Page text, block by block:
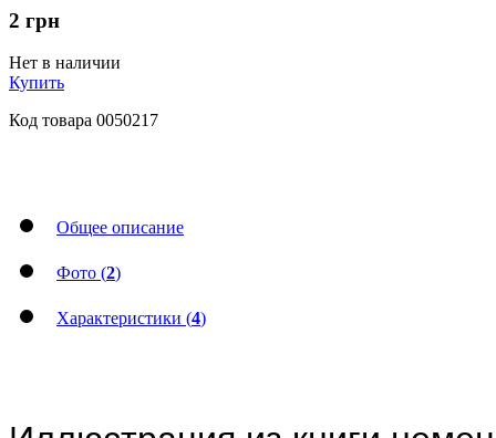
2 грн
Нет в наличии
Купить
Код товара 0050217
Общее описание
Фото (2)
Характеристики (4)